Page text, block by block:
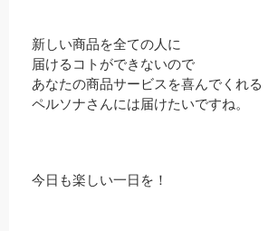
新しい商品を全ての人に
届けるコトができないので
あなたの商品サービスを喜んでくれる
ペルソナさんには届けたいですね。
今日も楽しい一日を！